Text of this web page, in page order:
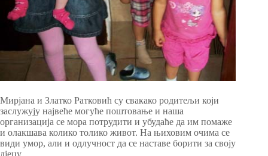
Мирјана и Златко Ратковић су свакако родитељи који
заслужују највеће могуће поштовање и наша
организација се мора потрудити и убудаће да им помаже
и олакшава колико толико живот. На њиховим очима се
види умор, али и одлучност да се наставе борити за своју